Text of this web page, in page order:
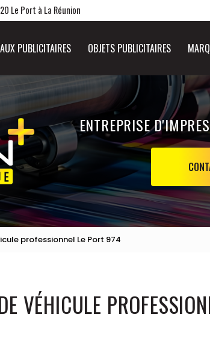
Le Port à La Réunion
PUBLICITAIRES
OBJETS PUBLICITAIRES
ENTREPRISE
professionnel Le Port 974
VÉHICULE